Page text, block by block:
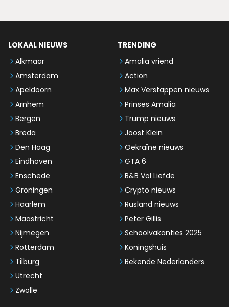
LOKAAL NIEUWS
Alkmaar
Amsterdam
Apeldoorn
Arnhem
Bergen
Breda
Den Haag
Eindhoven
Enschede
Groningen
Haarlem
Maastricht
Nijmegen
Rotterdam
Tilburg
Utrecht
Zwolle
TRENDING
Amalia vriend
Action
Max Verstappen nieuws
Prinses Amalia
Trump nieuws
Joost Klein
Oekraïne nieuws
GTA 6
B&B Vol Liefde
Crypto nieuws
Rusland nieuws
Peter Gillis
Schoolvakanties 2025
Koningshuis
Bekende Nederlanders